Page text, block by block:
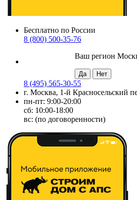
Бесплатно по России
8 (800) 500-35-76
Ваш регион
8 (495) 565-30-55
г. Москва, 1-й Красносельский
пн-пт: 9:00-20:00
сб: 10:00-18:00
вс: (по договоренности)